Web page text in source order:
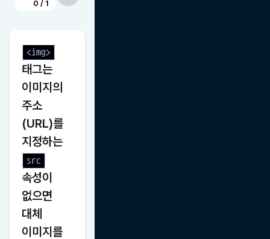
0 / 1
<img>
태그는
이미지의
주소
(URL)를
src
속성이
없으면
대체
이미지를